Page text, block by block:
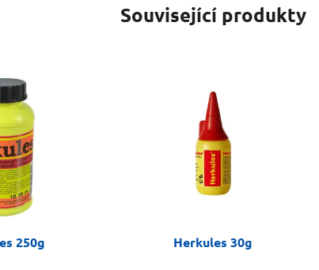
Související produkty
250g Herkules 30g